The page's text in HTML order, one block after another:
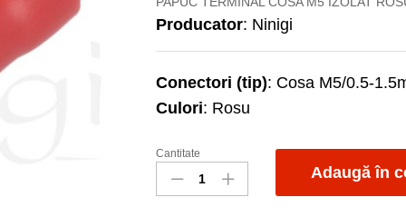
Producator: Ninigi
Conectori (tip): Cosa M5/0.5-
Culori: Rosu
Papuc
M5
cosa
Cantitate
Adaugă în